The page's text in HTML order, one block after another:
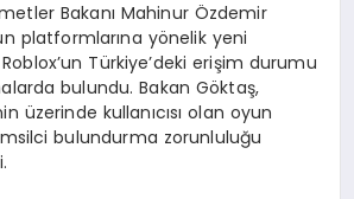
Bakanı Mahinur Özdemir
platformlarına yönelik yeni
Türkiye’deki erişim durumu
bulundu. Bakan Göktaş,
üzerinde kullanıcısı olan oyun
bulundurma zorunluluğu